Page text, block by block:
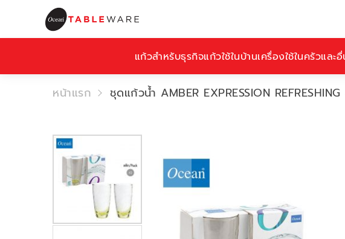
แก้วสำหรับธุรกิจแก้วใช้ในบ้านเครื่องใช้ในครัวและ
หน้าแรก ชุดแก้วน้ำ AMBER EXPRESSION